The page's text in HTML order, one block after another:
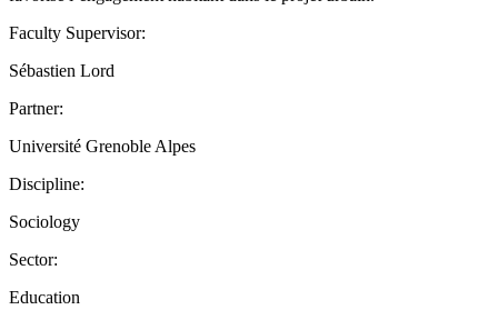
Faculty Supervisor:
Sébastien Lord
Partner:
Université Grenoble Alpes
Discipline:
Sociology
Sector:
Education